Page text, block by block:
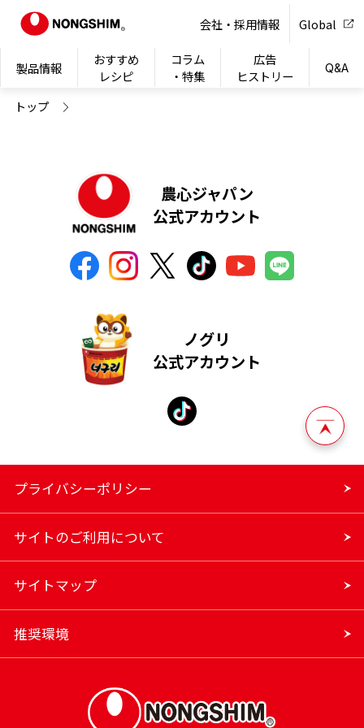
製品情報
おすすめ
レシピ
コラム
・特集
広告
ヒストリー
Q&A
会社・採用情報 Global
トップ
農心ジャパン
公式アカウント
ノグリ
公式アカウント
プライバシーポリシー
サイトのご利用について
サイトマップ
推奨環境